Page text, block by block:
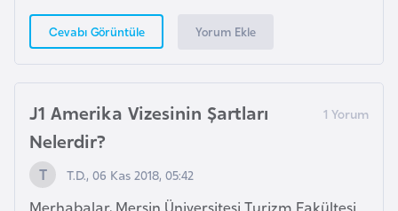
Cevabı Görüntüle Yorum Ekle
J1 Amerika Vizesinin Şartları
Nelerdir?
T.D., 06 Kas 2018, 05:42
Merhabalar, Mersin Üniversitesi Turizm Fakültesi
s
h
o
e
t